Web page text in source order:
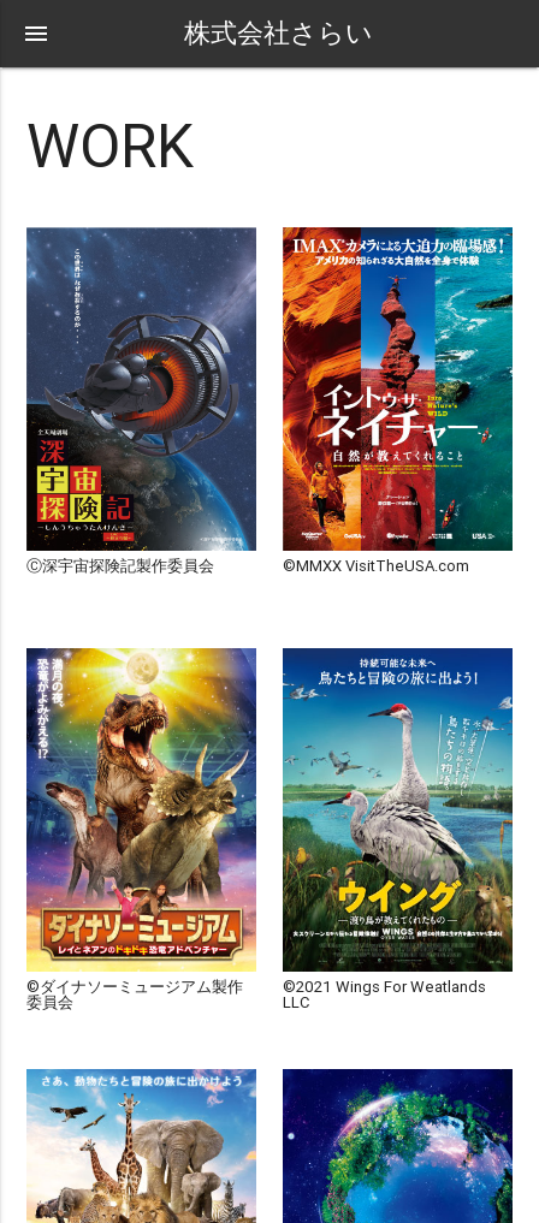
株式会社さらい
menu
WORK
Ⓒ深宇宙探険記製作委員会 ©MMXX VisitTheUSA.com
©ダイナソーミュージアム製作
委員会
©2021 Wings For Weatlands
LLC